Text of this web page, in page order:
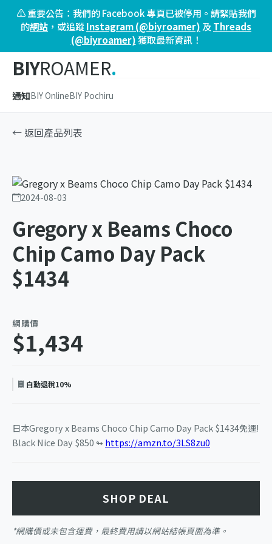
⚠️ 重要公告：我們的 Facebook 專頁已被停用。請緊貼我們
的網站 ，或追蹤Instagram (@biyroamer) 及 Threads
(@biyroamer)獲取最新資訊！
BIYROAMER.
通知BIY OnlineBIY Pochiru
← 返回產品列表
2024-08-03
Gregory x Beams Choco
Chip Camo Day Pack
$1434
網購價
$1,434
自動退稅10%
日本Gregory x Beams Choco Chip Camo Day Pack $1434免運!
Black Nice Day $850 ↬ https://amzn.to/3LS8zu0
SHOP DEAL
*網購價或未包含運費，最終費用請以網站結帳頁面為準。